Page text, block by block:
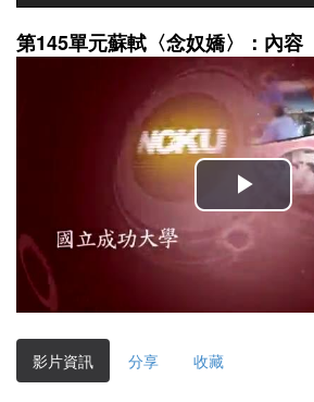
第145單元蘇軾〈念奴嬌〉：內容
播
放
影
影片資訊 分享 收藏